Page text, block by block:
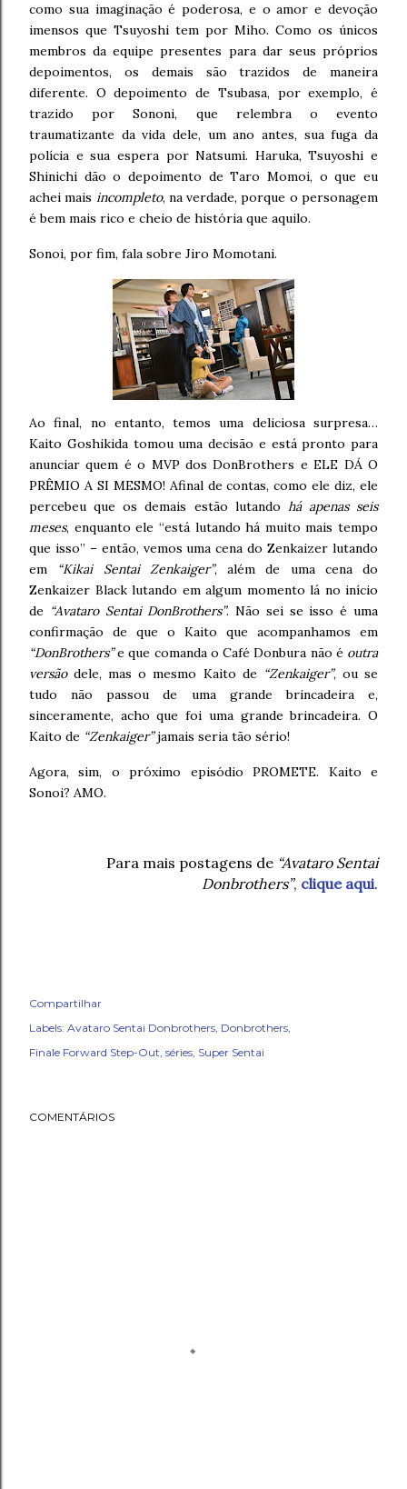
como sua imaginação é poderosa, e o amor e devoção
imensos que Tsuyoshi tem por Miho. Como os únicos
membros da equipe presentes para dar seus próprios
depoimentos, os demais são trazidos de maneira
diferente. O depoimento de Tsubasa, por exemplo, é
trazido por Sononi, que relembra o evento
traumatizante da vida dele, um ano antes, sua fuga da
polícia e sua espera por Natsumi. Haruka, Tsuyoshi e
Shinichi dão o depoimento de Taro Momoi, o que eu
achei mais incompleto, na verdade, porque o personagem
é bem mais rico e cheio de história que aquilo.
Sonoi, por fim, fala sobre Jiro Momotani.
Ao final, no entanto, temos uma deliciosa surpresa…
Kaito Goshikida tomou uma decisão e está pronto para
anunciar quem é o MVP dos DonBrothers e ELE DÁ O
PRÊMIO A SI MESMO! Afinal de contas, como ele diz, ele
percebeu que os demais estão lutando há apenas seis
meses, enquanto ele “está lutando há muito mais tempo
que isso” – então, vemos uma cena do Zenkaizer lutando
em “Kikai Sentai Zenkaiger”, além de uma cena do
Zenkaizer Black lutando em algum momento lá no início
de “Avataro Sentai DonBrothers”. Não sei se isso é uma
confirmação de que o Kaito que acompanhamos em
“DonBrothers”e que comanda o Café Donbura não é outra
versãodele, mas o mesmo Kaito de “Zenkaiger”, ou se
tudo não passou de uma grande brincadeira e,
sinceramente, acho que foi uma grande brincadeira. O
Kaito de “Zenkaiger”jamais seria tão sério!
Agora, sim, o próximo episódio PROMETE. Kaito e
Sonoi? AMO.
Para mais postagens de “Avataro Sentai
Donbrothers”, clique aqui.
Compartilhar
Labels: Avataro Sentai Donbrothers Donbrothers
Finale Forward Step-Out séries Super Sentai
COMENTÁRIOS